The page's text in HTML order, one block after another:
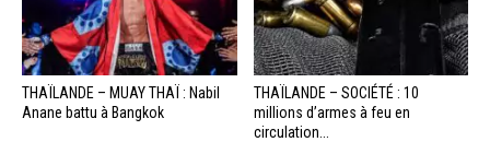
THAÏLANDE – MUAY THAÏ : Nabil
Anane battu à Bangkok
THAÏLANDE – SOCIÉTÉ : 10
millions d’armes à feu en
circulation...